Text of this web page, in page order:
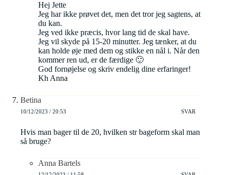
Hej Jette
Jeg har ikke prøvet det, men det tror jeg sagtens, at
du kan.
Jeg ved ikke præcis, hvor lang tid de skal have.
Jeg vil skyde på 15-20 minutter. Jeg tænker, at du
kan holde øje med dem og stikke en nål i. Når den
kommer ren ud, er de færdige 🙂
God fornøjelse og skriv endelig dine erfaringer!
Kh Anna
Betina
10/12/2023 / 20:53 SVAR
Hvis man bager til de 20, hvilken str bageform skal man
så bruge?
Anna Bartels